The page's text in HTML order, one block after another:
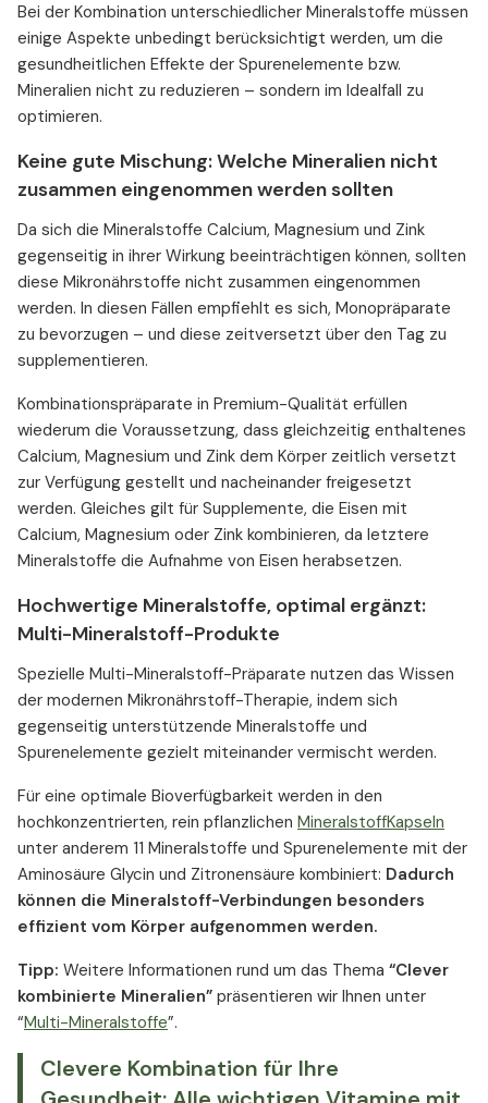
Bei der Kombination unterschiedlicher Mineralstoffe müssen
einige Aspekte unbedingt berücksichtigt werden, um die
gesundheitlichen Effekte der Spurenelemente bzw.
Mineralien nicht zu reduzieren – sondern im Idealfall zu
optimieren.
Keine gute Mischung: Welche Mineralien nicht
zusammen eingenommen werden sollten
Da sich die Mineralstoffe Calcium, Magnesium und Zink
gegenseitig in ihrer Wirkung beeinträchtigen können, sollten
diese Mikronährstoffe nicht zusammen eingenommen
werden. In diesen Fällen empfiehlt es sich, Monopräparate
zu bevorzugen – und diese zeitversetzt über den Tag zu
supplementieren.
Kombinationspräparate in Premium-Qualität erfüllen
wiederum die Voraussetzung, dass gleichzeitig enthaltenes
Calcium, Magnesium und Zink dem Körper zeitlich versetzt
zur Verfügung gestellt und nacheinander freigesetzt
werden. Gleiches gilt für Supplemente, die Eisen mit
Calcium, Magnesium oder Zink kombinieren, da letztere
Mineralstoffe die Aufnahme von Eisen herabsetzen.
Hochwertige Mineralstoffe, optimal ergänzt:
Multi-Mineralstoff-Produkte
Spezielle Multi-Mineralstoff-Präparate nutzen das Wissen
der modernen Mikronährstoff-Therapie, indem sich
gegenseitig unterstützende Mineralstoffe und
Spurenelemente gezielt miteinander vermischt werden.
Für eine optimale Bioverfügbarkeit werden in den
hochkonzentrierten, rein pflanzlichen MineralstoffKapseln
unter anderem 11 Mineralstoffe und Spurenelemente mit der
Aminosäure Glycin und Zitronensäure kombiniert: Dadurch
können die Mineralstoff-Verbindungen besonders
effizient vom Körper aufgenommen werden.
Tipp: Weitere Informationen rund um das Thema “Clever
kombinierte Mineralien” präsentieren wir Ihnen unter
“Multi-Mineralstoffe”.
Clevere Kombination für Ihre